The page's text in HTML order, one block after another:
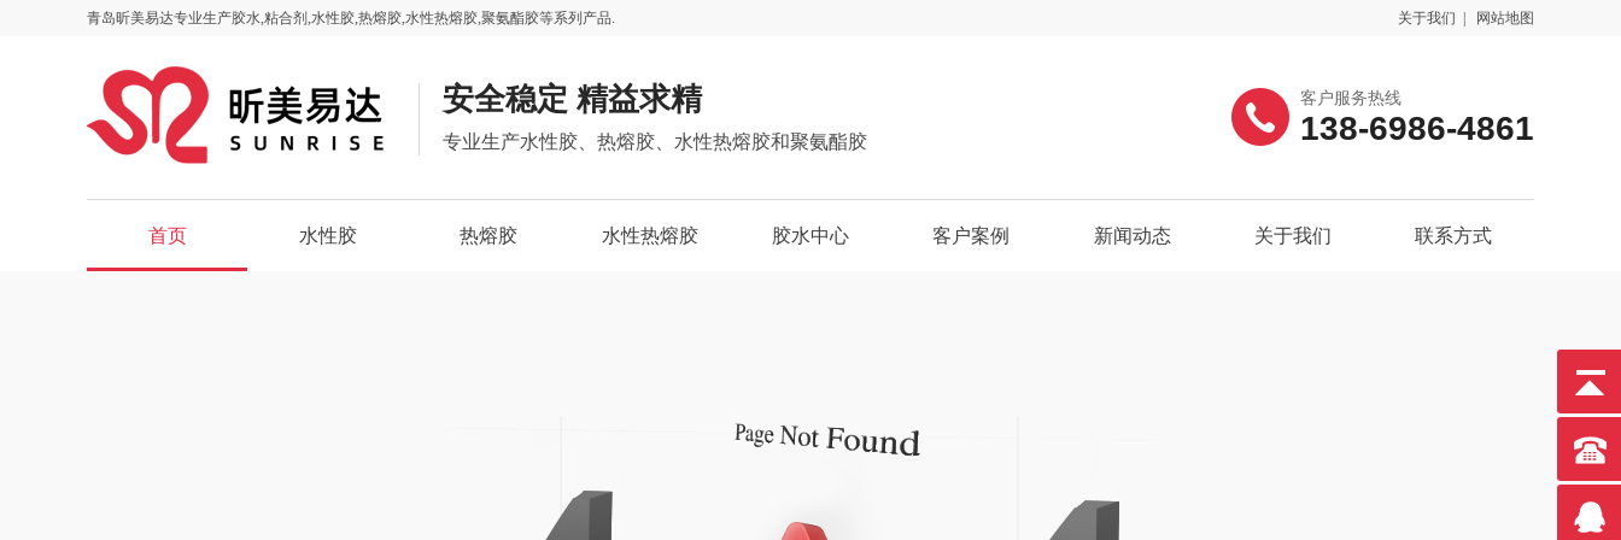
青岛昕美易达专业生产胶水,粘合剂,水性胶,热熔胶,水性热熔胶,聚氨酯胶等系列产品. 关于我们 网站地图
安全稳定 精益求精
专业生产水性胶、热熔胶、水性热熔胶和聚氨酯胶
客户服务热线
138-6986-4861
首页 水性胶 热熔胶 水性热熔胶 胶水中心 客户案例 新闻动态 关于我们 联系方式